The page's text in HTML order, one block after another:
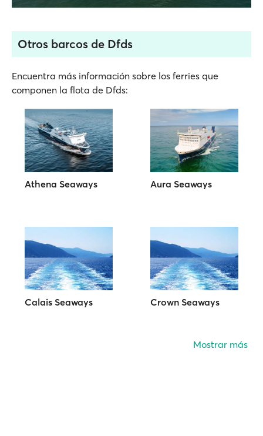
Otros barcos de Dfds
Encuentra más información sobre los ferries que
componen la flota de Dfds:
Athena Seaways Aura Seaways
Calais Seaways Crown Seaways
Mostrar más